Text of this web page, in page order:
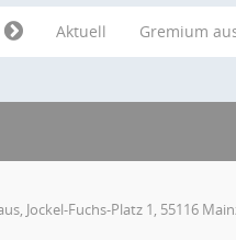
Aktuell Gremium
Jockel-Fuchs-Platz 1, 55116